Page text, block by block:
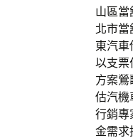
山區當
北市當
東汽車
以支票
方案鶯
估汽機
行銷專
金需求